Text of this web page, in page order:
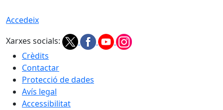
Accedeix
Xarxes socials:
Crèdits
Contactar
Protecció de dades
Avís legal
Accessibilitat